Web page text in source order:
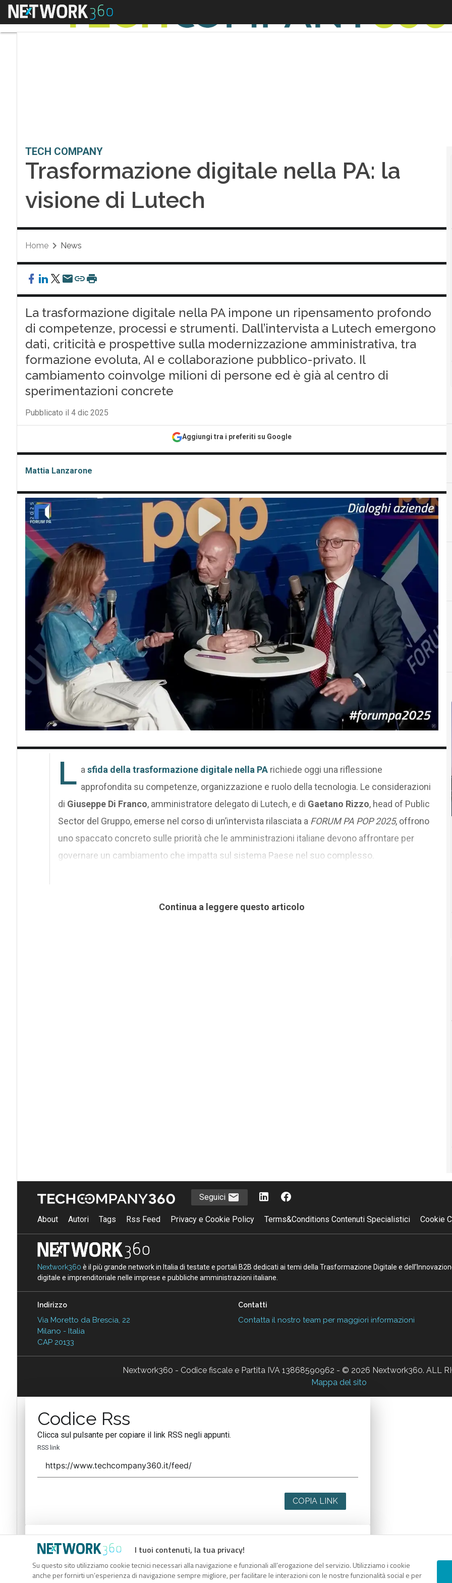
Menu
TECH COMPANY
Trasformazione digitale nella PA: la
visione di Lutech
Home News
La trasformazione digitale nella PA impone un ripensamento profondo
di competenze, processi e strumenti. Dall’intervista a Lutech emergono
dati, criticità e prospettive sulla modernizzazione amministrativa, tra
formazione evoluta, AI e collaborazione pubblico-privato. Il
cambiamento coinvolge milioni di persone ed è già al centro di
sperimentazioni concrete
Pubblicato il 4 dic 2025
Aggiungi tra i preferiti su Google
Mattia Lanzarone
L a sfida della trasformazione digitale nella PArichiede oggi una riflessione
approfondita su competenze, organizzazione e ruolo della tecnologia. Le considerazioni
di Giuseppe Di Franco, amministratore delegato di Lutech, e di Gaetano Rizzo, head of Public
Sector del Gruppo, emerse nel corso di un’intervista rilasciata a FORUM PA POP 2025, offrono
uno spaccato concreto sulle priorità che le amministrazioni italiane devono affrontare per
governare un cambiamento che impatta sul sistema Paese nel suo complesso.
Continua a leggere questo articolo
D
digital innovation
I tuoi contenuti, la tua privacy!
Su questo sito utilizziamo cookie tecnici necessari alla navigazione e funzionali all’erogazione del servizio. Utilizziamo i cookie
anche per fornirti un’esperienza di navigazione sempre migliore, per facilitare le interazioni con le nostre funzionalità social e per
Seguici
About Autori Tags Rss Feed Privacy e Cookie Policy Terms&Conditions Contenuti Specialistici Cookie
Nextwork360 è il più grande network in Italia di testate e portali B2B dedicati ai temi della Trasformazione Digitale e
digitale e imprenditoriale nelle imprese e pubbliche amministrazioni italiane.
Indirizzo
Via Moretto da Brescia, 22
Milano - Italia
CAP 20133
Contatti
Contatta il nostro team per maggiori informazioni
Nextwork360 - Codice fiscale e Partita IVA 13868590962 - © 2026 Nextwork360. ALL
Mappa del sito
Codice Rss
Clicca sul pulsante per copiare il link RSS negli appunti.
RSS link
COPIA LINK
Codice Rss
Clicca sul pulsante per copiare il link RSS negli appunti.
RSS link